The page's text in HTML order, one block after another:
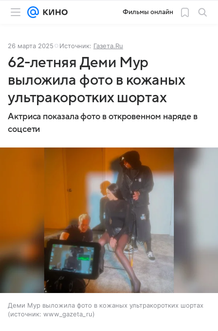
Фильмы онлайн
26 марта 2025 Источник: Газета.Ru
62-летняя Деми Мур
выложила фото в кожаных
ультракоротких шортах
Актриса показала фото в откровенном наряде в
соцсети
Деми Мур выложила фото в кожаных ультракоротких шортах
источник: www_gazeta_ru